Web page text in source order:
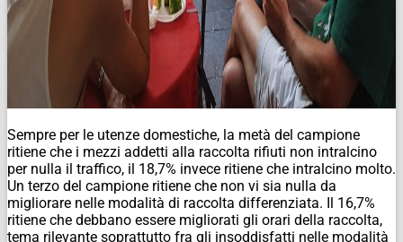
Sempre per le utenze domestiche, la metà del campione
ritiene che i mezzi addetti alla raccolta rifiuti non intralcino
per nulla il traffico, il 18,7% invece ritiene che intralcino molto.
Un terzo del campione ritiene che non vi sia nulla da
migliorare nelle modalità di raccolta differenziata. Il 16,7%
ritiene che debbano essere migliorati gli orari della raccolta,
tema rilevante soprattutto fra gli insoddisfatti nelle modalità